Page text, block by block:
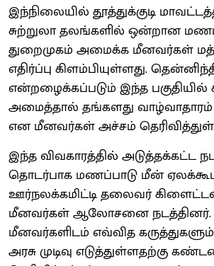
இந்நிலையில் தூத்துக்குடி
சுற்றுலா தலங்களில் ஒன்றான
துறைமுகம் அமைக்க மீனவர்கள்
எதிர்ப்பு கிளம்பியுள்ளது.
என்றழைக்கப்படும் இந்த பகுதியில்
அமைத்தால் தங்களது வாழ்வாதாரம்
என மீனவர்கள் அச்சம்
இந்த விவகாரத்தில் அடுத்தக்கட்ட
தொடர்பாக மணப்பாடு மீன்
ஊர்நலக்கமிட்டி தலைவர்
மீனவர்கள் ஆலோசனை நடத்தினர்.
மீனவர்களிடம் எவ்வித
அரசு முடிவு எடுத்துள்ளதற்கு